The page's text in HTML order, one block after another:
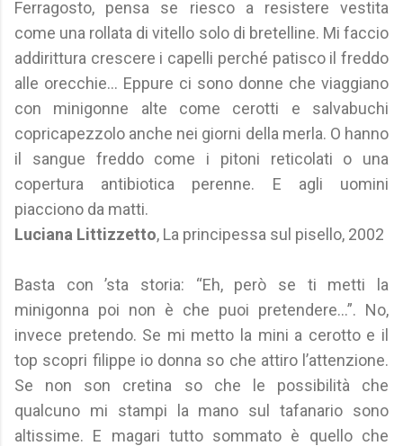
Ferragosto, pensa se riesco a resistere vestita
come una rollata di vitello solo di bretelline. Mi faccio
addirittura crescere i capelli perché patisco il freddo
alle orecchie... Eppure ci sono donne che viaggiano
con minigonne alte come cerotti e salvabuchi
copricapezzolo anche nei giorni della merla. O hanno
il sangue freddo come i pitoni reticolati o una
copertura antibiotica perenne. E agli uomini
piacciono da matti.
Luciana Littizzetto, La principessa sul pisello, 2002
Basta con ’sta storia: “Eh, però se ti metti la
minigonna poi non è che puoi pretendere...”. No,
invece pretendo. Se mi metto la mini a cerotto e il
top scopri filippe io donna so che attiro l’attenzione.
Se non son cretina so che le possibilità che
qualcuno mi stampi la mano sul tafanario sono
altissime. E magari tutto sommato è quello che